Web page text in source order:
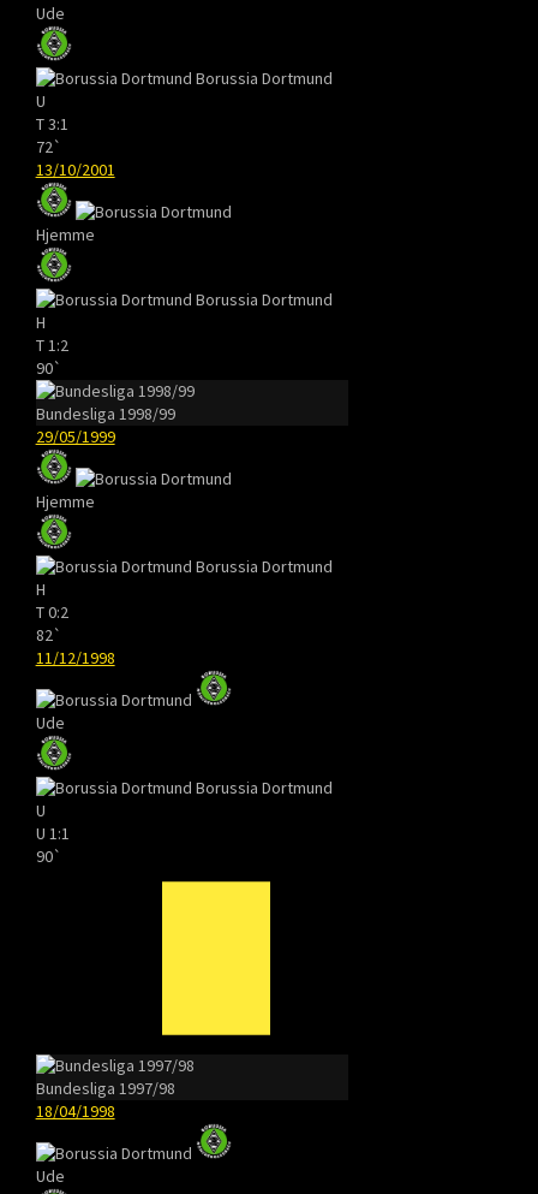
Ude
Borussia Dortmund
U
T3:1
72`
13/10/2001
Hjemme
Borussia Dortmund
H
T 1:2
90`
Bundesliga 1998/99
29/05/1999
Hjemme
Borussia Dortmund
H
T0:2
82`
11/12/1998
Ude
Borussia Dortmund
U
U 1:1
90`
Bundesliga 1997/98
18/04/1998
Ude